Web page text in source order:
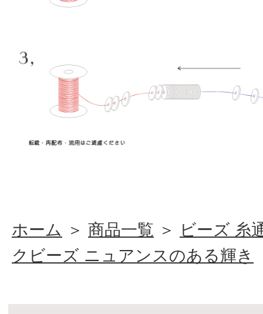
ホーム ＞ 商品一覧 ＞
ビーズ 糸
クビーズ ニュアンスのある輝き